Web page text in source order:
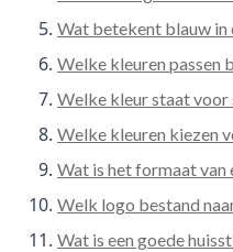
Wat betekent blauw in
Welke kleuren passen
Welke kleur staat voor
Welke kleuren kiezen
Wat is het formaat van
Welk logo bestand
Wat is een goede